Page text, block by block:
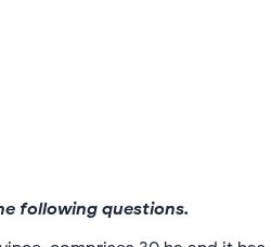
following questions.